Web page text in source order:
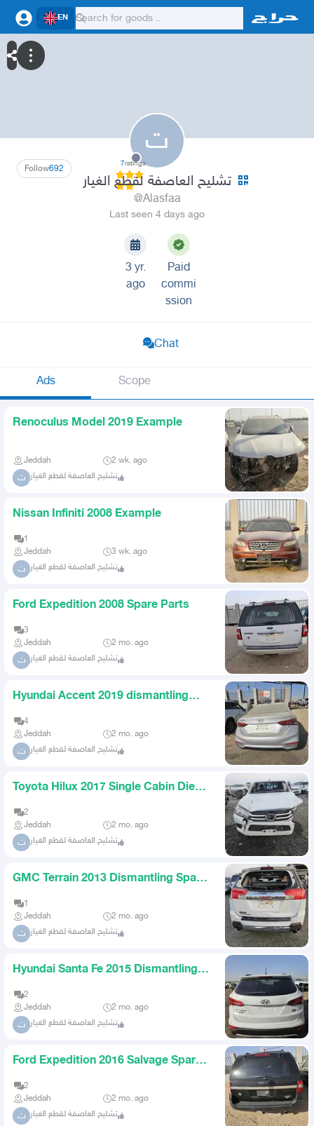
EN
ت
692
Follow 7ratings
تشليح العاصفة لقطع الغيار
@Alasfaa
Last seen 4 days ago
3 yr.
ago
Paid
commi
ssion
Chat
Ads Scope
Renoculus Model 2019 Example
Jeddah 2 wk. ago
ت تشليح العاصفة لقطع الغيار
Nissan Infiniti 2008 Example
1
Jeddah
3 wk. ago
ت تشليح العاصفة لقطع الغيار
Ford Expedition 2008 Spare Parts
3
Jeddah
2 mo. ago
ت تشليح العاصفة لقطع الغيار
Hyundai Accent 2019 dismantling
4
Jeddah
2 mo. ago
ت تشليح العاصفة لقطع الغيار
Toyota Hilux 2017 Single Cabin Diesel
2
Jeddah
2 mo. ago
ت تشليح العاصفة لقطع الغيار
GMC Terrain 2013 Dismantling Spare
1
Jeddah
2 mo. ago
ت تشليح العاصفة لقطع الغيار
Hyundai Santa Fe 2015 Dismantling
2
Jeddah
2 mo. ago
ت تشليح العاصفة لقطع الغيار
Ford Expedition 2016 Salvage Spare
2
Jeddah
2 mo. ago
ت تشليح العاصفة لقطع الغيار